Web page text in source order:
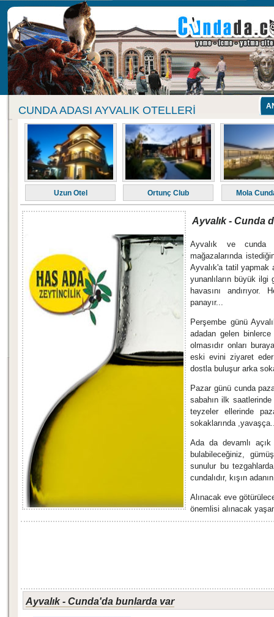
CUNDA ADASI AYVALIK OTELLERI
Uzun Otel Ortunç Club Mola
Ayvalık - Cunda
Ayvalık ve cunda
mağazalarında
Ayvalık'a tatil yapmak
yunanlıların büyük ilgi
havasını
panayır...
Perşembe günü
adadan gelen
olmasıdır onları
eski evini ziyaret
dostla buluşur arka
Pazar günü cunda
sabahın ilk
teyzeler ellerinde
sokaklarında
Ada da devamlı
bulabileceğiniz,
sunulur bu
cundalıdır, kışın
Alınacak eve
önemlisi alınacak
Ayvalık - Cunda'da bunlarda var